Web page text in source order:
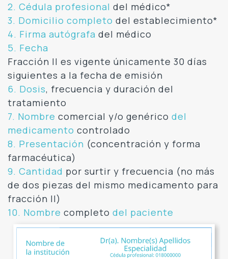
2. Cédula profesional del médico*
3. Domicilio completo del establecimiento*
4. Firma autógrafa del médico
5. Fecha
Fracción II es vigente únicamente 30 días
siguientes a la fecha de emisión
6. Dosis, frecuencia y duración del
tratamiento
7. Nombre comercial y/o genérico del
medicamento controlado
8. Presentación (concentración y forma
farmacéutica)
9. Cantidad por surtir y frecuencia (no más
de dos piezas del mismo medicamento para
fracción II)
10. Nombre completo del paciente